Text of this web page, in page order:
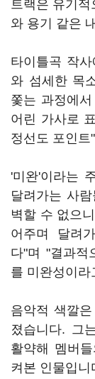
트랙은 유기
와 용기 같은
타이틀곡 작
와 섬세한 목
쫓는 과정에
어린 가사로
정선도 포인트
'미완'이라는
달려가는 사
벽할 수 없으
어주며 달려
다"며 "결과적
를 미완성이
음악적 색깔
졌습니다. 그
활약해 멤버
켜본 인물입니